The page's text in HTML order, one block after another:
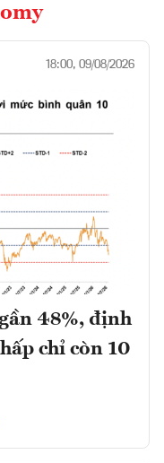
18:00, 09/08/2026
48%, định
chỉ còn 10